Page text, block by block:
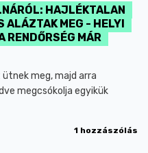
HAJLÉKTALAN
ALÁZTAK MEG - HELYI
RENDŐRSÉG MÁR
meg, majd arra
megcsókolja egyikük
1 hozzászólás